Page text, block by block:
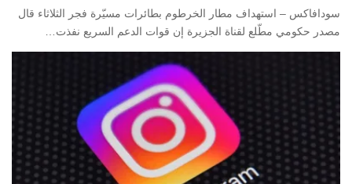
سودافاكس – استهداف مطار الخرطوم بطائرات مسيّرة فجر الثلاثاء قال
مصدر حكومي مطّلع لقناة الجزيرة إن قوات الدعم السريع نفذت…